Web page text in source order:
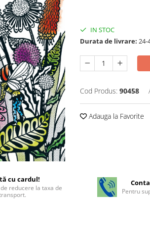
IN STOC
Durata de livrare: 24-
Cod Produs: 90458
Adauga la Favorite
cu cardul!
reducere la taxa de
Pentru